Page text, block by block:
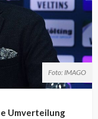
Foto: IMAGO
Umverteilung